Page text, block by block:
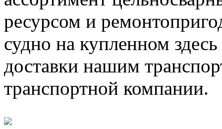
ресурсом и
судно на купленном
доставки нашим
транспортной компании.